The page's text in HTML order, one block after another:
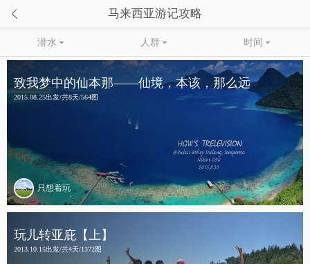
 马来西亚游记攻略
潜水  人群  时间 
致我梦中的仙本那——仙境，本该，那么远
2015.08.25出发/共8天/564图
只想着玩
玩儿转亚庇【上】
2013.10.15出发/共4天/1372图